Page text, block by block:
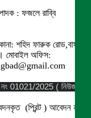
: ফজলে রাব্বি
শহিদ ফারুক রোড,বাসা
মোবাইল অফিস:
নং 01021/2025 ( নিউজ
(প্রিন্ট ) আবেদন নং